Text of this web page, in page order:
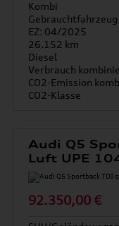
Kombi
Gebrauchtfahrzeug
EZ: 04/2025
26.152 km
Diesel
Verbrauch
CO2-Emission
CO2-Klasse
Audi Q5
Luft UPE
92.350,00 €